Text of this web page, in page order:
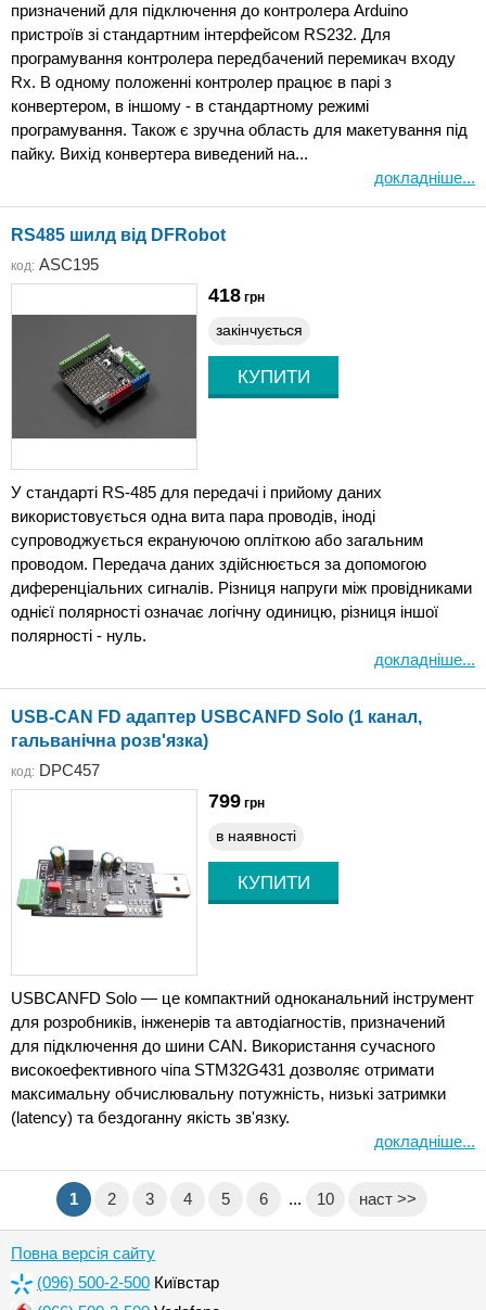
призначений для підключення до контролера Arduino
пристроїв зі стандартним інтерфейсом RS232. Для
програмування контролера передбачений перемикач входу
Rx. В одному положенні контролер працює в парі з
конвертером, в іншому - в стандартному режимі
програмування. Також є зручна область для макетування під
пайку. Вихід конвертера виведений на...
докладніше...
RS485 шилд від DFRobot
код: ASC195
418 грн
закінчується
У стандарті RS-485 для передачі і прийому даних
використовується одна вита пара проводів, іноді
супроводжується екрануючою опліткою або загальним
проводом. Передача даних здійснюється за допомогою
диференціальних сигналів. Різниця напруги між провідниками
однієї полярності означає логічну одиницю, різниця іншої
полярності - нуль.
докладніше...
USB-CAN FD адаптер USBCANFD Solo (1 канал,
гальванічна розв'язка)
код: DPC457
799 грн
в наявності
USBCANFD Solo — це компактний одноканальний інструмент
для розробників, інженерів та автодіагностів, призначений
для підключення до шини CAN. Використання сучасного
високоефективного чіпа STM32G431 дозволяє отримати
максимальну обчислювальну потужність, низькі затримки
(latency) та бездоганну якість зв'язку.
докладніше...
1 2 3 4 5 6 ... 10 наст >>
Повна версія сайту
(096) 500-2-500 Київстар